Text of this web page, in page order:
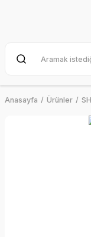
Anasayfa Ürünler